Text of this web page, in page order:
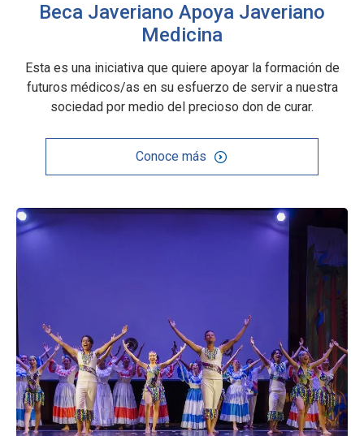
Beca Javeriano Apoya Javeriano
Medicina
Esta es una iniciativa que quiere apoyar la formación de
futuros médicos/as en su esfuerzo de servir a nuestra
sociedad por medio del precioso don de curar.
Conoce más